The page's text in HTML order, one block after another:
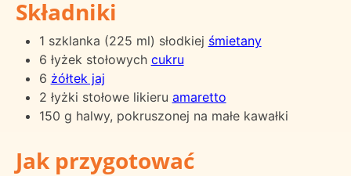
Składniki
1 szklanka (225 ml) słodkiej śmietany
6 łyżek stołowych cukru
6 żółtek jaj
2 łyżki stołowe likieru amaretto
150 g halwy, pokruszonej na małe kawałki
Jak przygotować